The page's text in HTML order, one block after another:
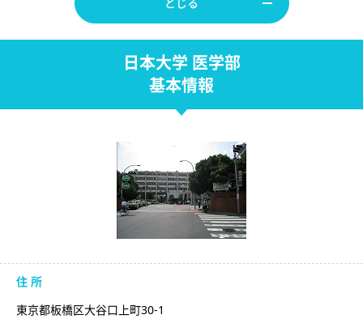
日本大学 医学部
基本情報
住 所
東京都板橋区大谷口上町30-1